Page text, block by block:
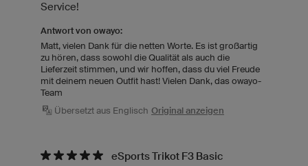
Service!
Antwort von owayo:
Matt, vielen Dank für die netten Worte. Es ist großartig
zu hören, dass sowohl die Qualität als auch die
Lieferzeit stimmen, und wir hoffen, dass du viel Freude
mit deinem neuen Outfit hast! Vielen Dank, das owayo-
Team
Übersetzt aus Englisch Original anzeigen
eSports Trikot F3 Basic